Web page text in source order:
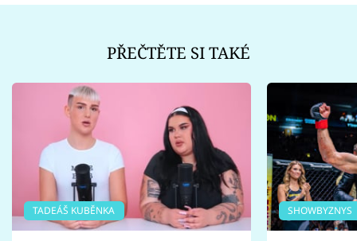
PŘEČTĚTE SI TAKÉ
TADEÁŠ KUBĚNKA SHOWBYZNYS